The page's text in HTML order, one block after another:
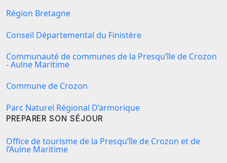
Région Bretagne
Conseil Départemental du Finistère
Communauté de communes de la Presqu’île de Crozon
- Aulne Maritime
Commune de Crozon
Parc Naturel Régional D’armorique
PREPARER SON SÉJOUR
Office de tourisme de la Presqu’île de Crozon et de
l’Aulne Maritime